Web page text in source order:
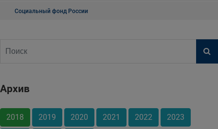
Социальный фонд России
Архив
2018 2019 2020 2021 2022 2023